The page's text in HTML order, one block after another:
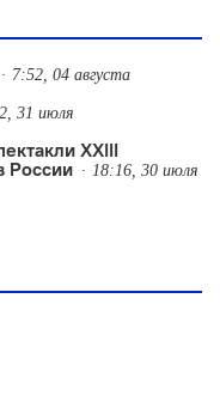
7:52, 04 августа
31 июля
XXIII
России
18:16, 30 июля